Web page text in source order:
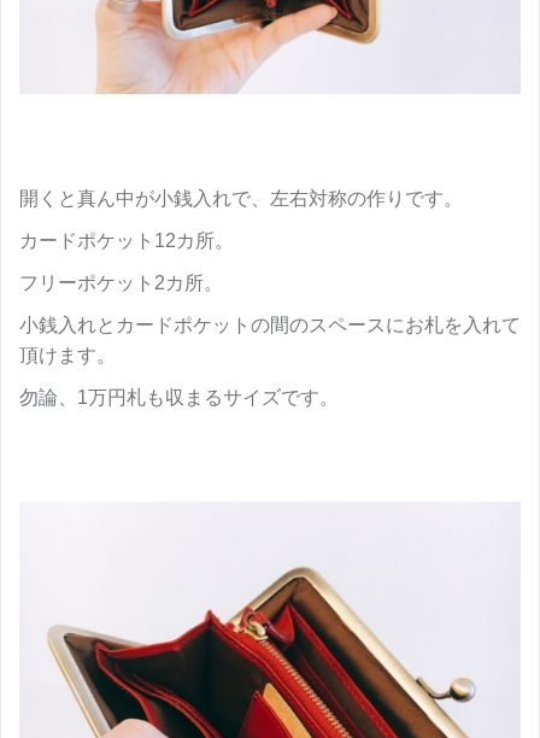
開くと真ん中が小銭入れで、左右対称の作りです。
カードポケット12カ所。
フリーポケット2カ所。
小銭入れとカードポケットの間のスペースにお札を入れて
頂けます。
勿論、1万円札も収まるサイズです。